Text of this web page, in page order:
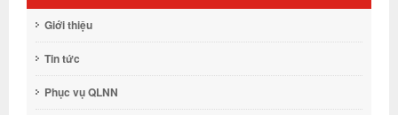
Giới thiệu
Tin tức
Phục vụ QLNN